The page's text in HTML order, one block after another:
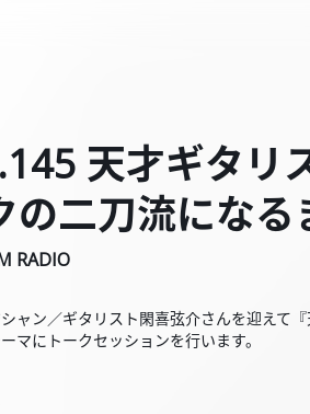
天才ギタリ
の二刀流になる
RADIO
ャン／ギタリスト閑喜弦介さんを迎えて
マにトークセッションを行います。